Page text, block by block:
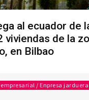
al ecuador de
viviendas de la
en Bilbao
/ Enpresa jarduera